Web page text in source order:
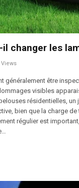
changer les
Views
généralement être
visibles
résidentielles,
bien que la charge
régulier est